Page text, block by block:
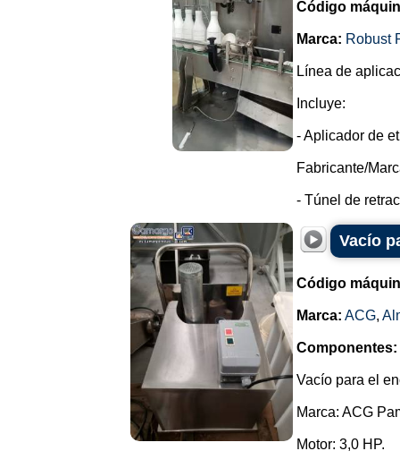
Código
Marca: Robust
Línea de
Incluye:
- Aplicador de
Fabricante/
- Túnel de
Vacío
Código
Marca: ACG,
Componentes:
Vacío para el
Marca: ACG
Motor: 3,0 HP.